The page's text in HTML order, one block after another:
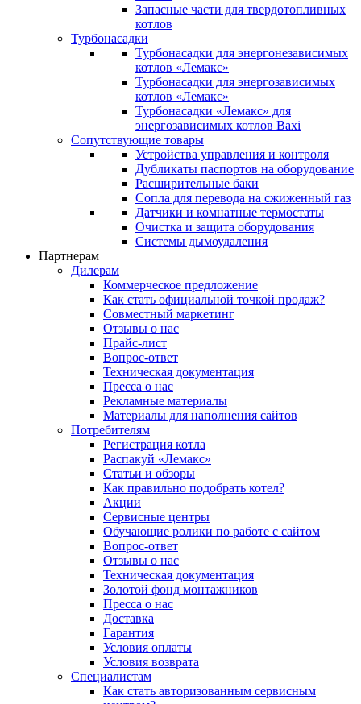
Запасные части для твердотопливных
котлов
Турбонасадки
Турбонасадки для энергонезависимых
котлов «Лемакс»
Турбонасадки для энергозависимых
котлов «Лемакс»
Турбонасадки «Лемакс» для
энергозависимых котлов Baxi
Сопутствующие товары
Устройства управления и контроля
Дубликаты паспортов на оборудование
Расширительные баки
Сопла для перевода на сжиженный газ
Датчики и комнатные термостаты
Очистка и защита оборудования
Системы дымоудаления
Партнерам
Дилерам
Коммерческое предложение
Как стать официальной точкой продаж?
Совместный маркетинг
Отзывы о нас
Прайс-лист
Вопрос-ответ
Техническая документация
Пресса о нас
Рекламные материалы
Материалы для наполнения сайтов
Потребителям
Регистрация котла
Распакуй «Лемакс»
Статьи и обзоры
Как правильно подобрать котел?
Акции
Сервисные центры
Обучающие ролики по работе с сайтом
Вопрос-ответ
Отзывы о нас
Техническая документация
Золотой фонд монтажников
Пресса о нас
Доставка
Гарантия
Условия оплаты
Условия возврата
Специалистам
Как стать авторизованным сервисным